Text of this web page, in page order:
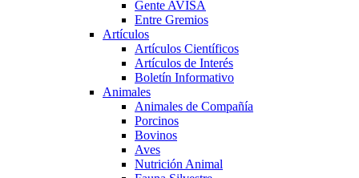
Gente AVISA
Entre Gremios
Artículos
Artículos Científicos
Artículos de Interés
Boletín Informativo
Animales
Animales de Compañía
Porcinos
Bovinos
Aves
Nutrición Animal